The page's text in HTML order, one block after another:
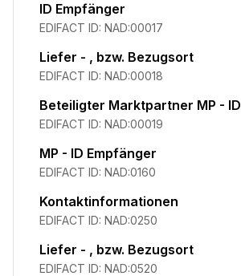
ID Empfänger
EDIFACT ID: NAD:00017
Liefer - , bzw. Bezugsort
EDIFACT ID: NAD:00018
Beteiligter Marktpartner MP - ID
EDIFACT ID: NAD:00019
MP - ID Empfänger
EDIFACT ID: NAD:0160
Kontaktinformationen
EDIFACT ID: NAD:0250
Liefer - , bzw. Bezugsort
EDIFACT ID: NAD:0520